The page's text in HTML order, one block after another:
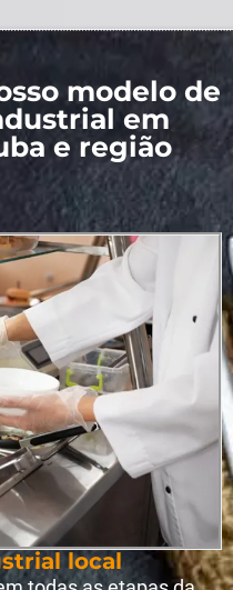
modelo de
em
e região
local